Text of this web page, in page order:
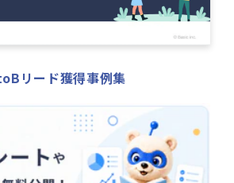
リード獲得事例集